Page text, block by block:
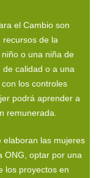
el Cambio son
recursos de la
o una niña de
de calidad o a una
los controles
podrá aprender a
remunerada.
elaboran las mujeres
ONG, optar por una
los proyectos en